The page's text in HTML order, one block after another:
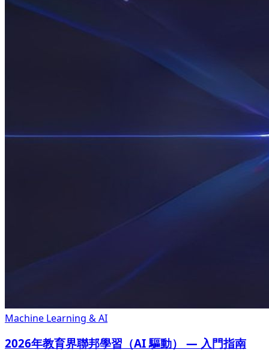
Machine Learning & AI
2026年教育界聯邦學習（AI 驅動） — 入門指南